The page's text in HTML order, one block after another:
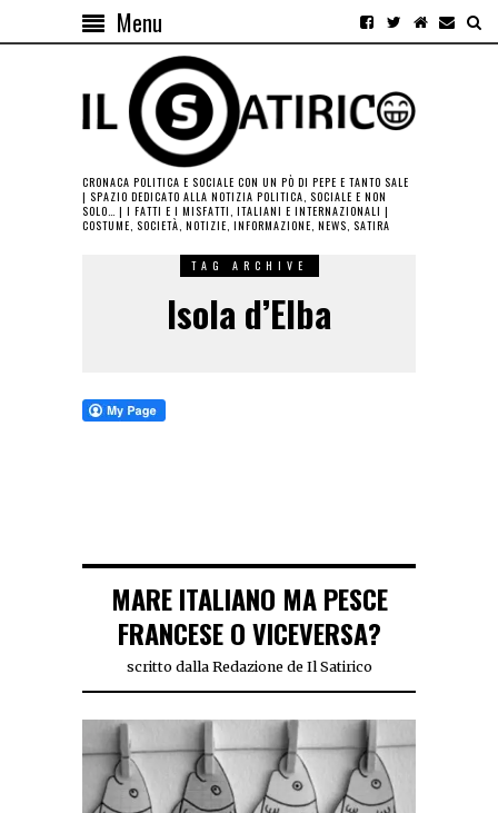
Menu
CRONACA POLITICA E SOCIALE CON UN PÒ DI PEPE E TANTO SALE
| SPAZIO DEDICATO ALLA NOTIZIA POLITICA, SOCIALE E NON
SOLO… | I FATTI E I MISFATTI, ITALIANI E INTERNAZIONALI |
COSTUME, SOCIETÀ, NOTIZIE, INFORMAZIONE, NEWS, SATIRA
TAG ARCHIVE
Isola d’Elba
MARE ITALIANO MA PESCE
FRANCESE O VICEVERSA?
scritto dalla Redazione de Il Satirico